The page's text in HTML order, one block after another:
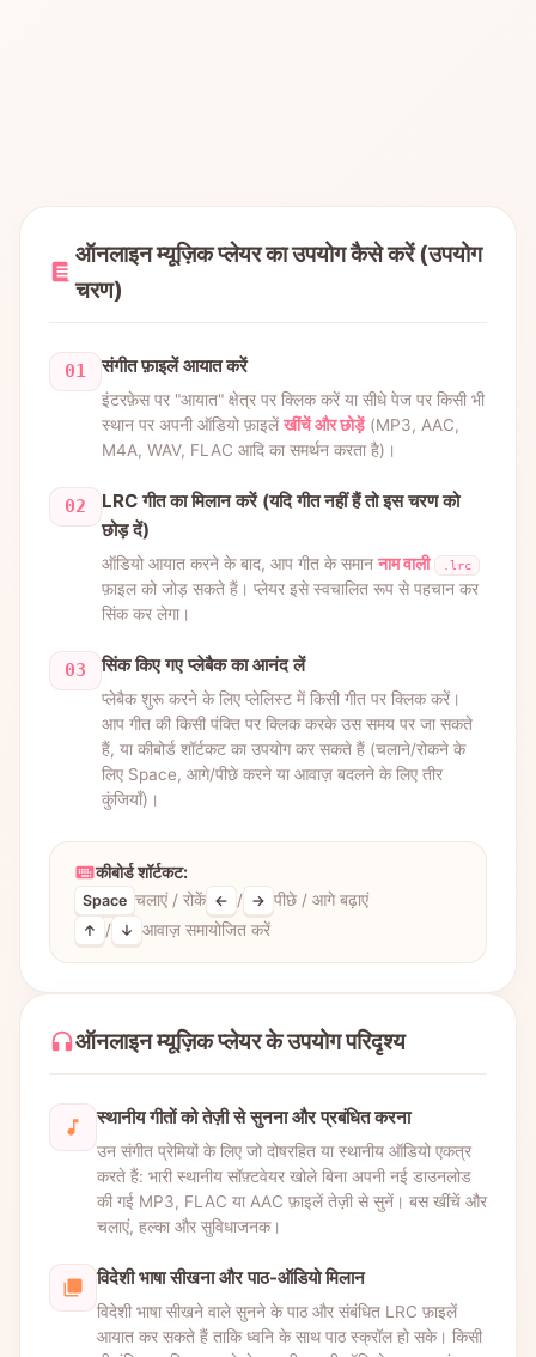
ऑनलाइन म्यूज़िक प्लेयर का उपयोग कैसे करें (उपयोग
चरण)
01 संगीत फ़ाइलें आयात करें
इंटरफ़ेस पर "आयात" क्षेत्र पर क्लिक करें या सीधे पेज पर किसी भी
स्थान पर अपनी ऑडियो फ़ाइलें खींचें और छोड़ें(MP3, AAC,
M4A, WAV, FLAC आदि का समर्थन करता है)।
02
LRC गीत का मिलान करें (यदि गीत नहीं हैं तो इस चरण को
छोड़ दें)
ऑडियो आयात करने के बाद, आप गीत के समान नाम वाली .lrc
फ़ाइल को जोड़ सकते हैं। प्लेयर इसे स्वचालित रूप से पहचान कर
सिंक कर लेगा।
03 सिंक किए गए प्लेबैक का आनंद लें
प्लेबैक शुरू करने के लिए प्लेलिस्ट में किसी गीत पर क्लिक करें।
आप गीत की किसी पंक्ति पर क्लिक करके उस समय पर जा सकते
हैं, या कीबोर्ड शॉर्टकट का उपयोग कर सकते हैं (चलाने/रोकने के
लिए Space, आगे/पीछे करने या आवाज़ बदलने के लिए तीर
कुंजियाँ)।
कीबोर्ड शॉर्टकट:
Space चलाएं / रोकें ← / → पीछे / आगे बढ़ाएं
↑ / ↓ आवाज़ समायोजित करें
ऑनलाइन म्यूज़िक प्लेयर के उपयोग परिदृश्य
स्थानीय गीतों को तेज़ी से सुनना और प्रबंधित करना
उन संगीत प्रेमियों के लिए जो दोषरहित या स्थानीय ऑडियो एकत्र
करते हैं: भारी स्थानीय सॉफ़्टवेयर खोले बिना अपनी नई डाउनलोड
की गई MP3, FLAC या AAC फ़ाइलें तेज़ी से सुनें। बस खींचें और
चलाएं, हल्का और सुविधाजनक।
विदेशी भाषा सीखना और पाठ-ऑडियो मिलान
विदेशी भाषा सीखने वाले सुनने के पाठ और संबंधित LRC फ़ाइलें
आयात कर सकते हैं ताकि ध्वनि के साथ पाठ स्क्रॉल हो सके। किसी